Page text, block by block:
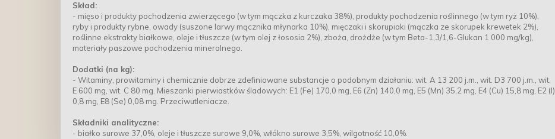
Skład:
- mięso i produkty pochodzenia zwierzęcego (w tym mączka z kurczaka 38%), produkty pochodzenia roślinnego (w tym ryż 10%),
ryby i produkty rybne, owady (suszone larwy mącznika młynarka 10%), mięczaki i skorupiaki (mączka ze skorupek krewetek 2%),
roślinne ekstrakty białkowe, oleje i tłuszcze (w tym olej z łososia 2%), zboża, drożdże (w tym Beta-1,3/1,6-Glukan 1 000 mg/kg),
materiały paszowe pochodzenia mineralnego.
Dodatki (na kg):
- Witaminy, prowitaminy i chemicznie dobrze zdefiniowane substancje o podobnym działaniu: wit. A 13 200 j.m., wit. D3 700 j.m., wit.
E 600 mg, wit. C 80 mg. Mieszanki pierwiastków śladowych: E1 (Fe) 170,0 mg, E6 (Zn) 140,0 mg, E5 (Mn) 35,2 mg, E4 (Cu) 15,8 mg, E2 (I)
0,8 mg, E8 (Se) 0,08 mg. Przeciwutleniacze.
Składniki analityczne:
- białko surowe 37,0%, oleje i tłuszcze surowe 9,0%, włókno surowe 3,5%, wilgotność 10,0%.